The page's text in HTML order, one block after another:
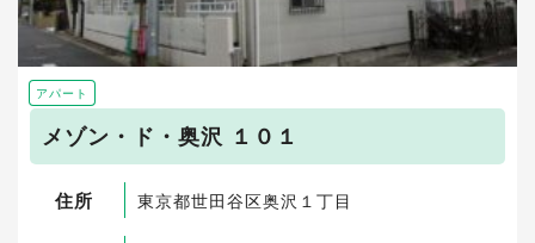
アパート
メゾン・ド・奥沢 １０１
住所 東京都世田谷区奥沢１丁目